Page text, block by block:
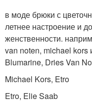
в моде брюки с
летнее настроение и
женственности.
van noten, michael kors
Blumarine, Dries Van
Michael Kors, Etro
Etro, Elie Saab